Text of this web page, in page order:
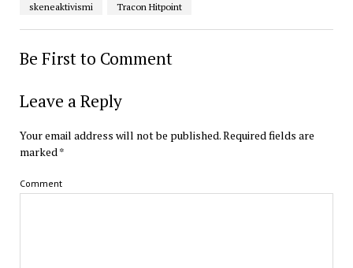
skeneaktivismi
Tracon Hitpoint
Be First to Comment
Leave a Reply
Your email address will not be published.Required fields are
marked*
Comment